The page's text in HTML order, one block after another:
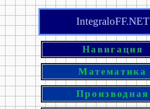
IntegraloFF.NET
Навигация
Математика
Производная